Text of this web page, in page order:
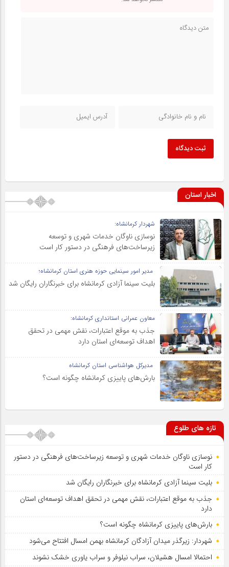
ثبت دیدگاه
اخبار استان
شهردار کرمانشاه:
نوسازی ناوگان خدمات شهری و توسعه
زیرساخت‌های فرهنگی در دستور کار است
مدیر امور سینمایی حوزه هنری استان کرمانشاه؛
بلیت سینما آزادی کرمانشاه برای خبرنگاران رایگان شد
معاون عمرانی استانداری کرمانشاه:
جذب به موقع اعتبارات، نقش مهمی در تحقق
اهداف توسعه‌ای استان دارد
مدیرکل هواشناسی استان کرمانشاه
بارش‌های پاییزی کرمانشاه چگونه است؟
تازه های طلوع
نوسازی ناوگان خدمات شهری و توسعه زیرساخت‌های فرهنگی در دستور
کار است
بلیت سینما آزادی کرمانشاه برای خبرنگاران رایگان شد
جذب به موقع اعتبارات، نقش مهمی در تحقق اهداف توسعه‌ای استان
دارد
بارش‌های پاییزی کرمانشاه چگونه است؟
شهردار: زیرگذر میدان آزادگان کرمانشاه بهمن امسال افتتاح می‌شود
احتمالا امسال هشیلان، سراب نیلوفر و سراب یاوری خشک نشوند